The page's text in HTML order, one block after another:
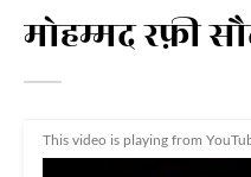
मोहम्मद रफ़ी
This video is playing from